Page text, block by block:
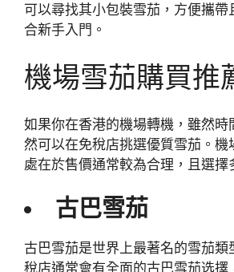
可以尋找其小包裝雪茄，方便攜帶
合新手入門。
機場雪茄購買推
如果你在香港的機場轉機，雖然時
然可以在免稅店挑選優質雪茄。機
處在於售價通常較為合理，且選擇
古巴雪茄
古巴雪茄是世界上最著名的雪茄類
稅店通常會有全面的古巴雪茄选擇